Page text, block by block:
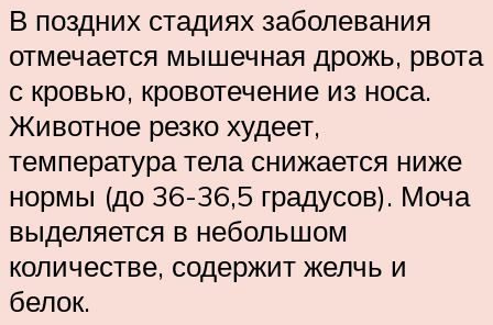
В поздних стадиях заболевания
отмечается мышечная дрожь, рвота
с кровью, кровотечение из носа.
Животное резко худеет,
температура тела снижается ниже
нормы (до 36-36,5 градусов). Моча
выделяется в небольшом
количестве, содержит желчь и
белок.